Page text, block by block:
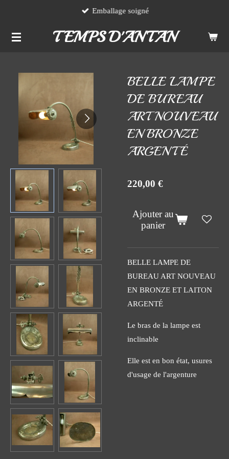
contenu
TEMPS D'ANTAN
Emballage soigné
BELLE LAMPE
DE BUREAU
ART NOUVEAU
EN BRONZE
ARGENTÉ
220,00 €
Ajouter au
panier
BELLE LAMPE DE
BUREAU ART NOUVEAU
EN BRONZE ET LAITON
ARGENTÉ
Le bras de la lampe est
inclinable
Elle est en bon état, usures
d'usage de l'argenture